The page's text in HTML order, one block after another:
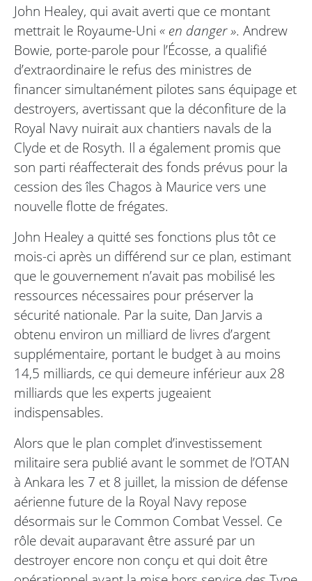
John Healey, qui avait averti que ce montant
mettrait le Royaume-Uni « en danger ». Andrew
Bowie, porte-parole pour l’Écosse, a qualifié
d’extraordinaire le refus des ministres de
financer simultanément pilotes sans équipage et
destroyers, avertissant que la déconfiture de la
Royal Navy nuirait aux chantiers navals de la
Clyde et de Rosyth. Il a également promis que
son parti réaffecterait des fonds prévus pour la
cession des îles Chagos à Maurice vers une
nouvelle flotte de frégates.
John Healey a quitté ses fonctions plus tôt ce
mois-ci après un différend sur ce plan, estimant
que le gouvernement n’avait pas mobilisé les
ressources nécessaires pour préserver la
sécurité nationale. Par la suite, Dan Jarvis a
obtenu environ un milliard de livres d’argent
supplémentaire, portant le budget à au moins
14,5 milliards, ce qui demeure inférieur aux 28
milliards que les experts jugeaient
indispensables.
Alors que le plan complet d’investissement
militaire sera publié avant le sommet de l’OTAN
à Ankara les 7 et 8 juillet, la mission de défense
aérienne future de la Royal Navy repose
désormais sur le Common Combat Vessel. Ce
rôle devait auparavant être assuré par un
destroyer encore non conçu et qui doit être